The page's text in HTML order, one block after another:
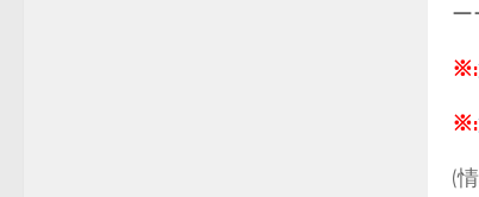
ー
※:
※:
(